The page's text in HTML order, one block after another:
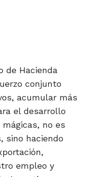
de Hacienda
conjunto
acumular más
el desarrollo
no es
sino haciendo
empleo y